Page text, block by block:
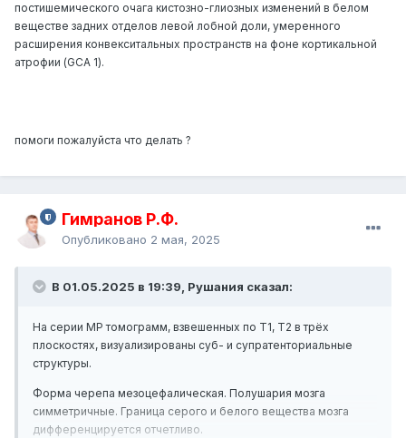
постишемического очага кистозно-глиозных изменений в белом
веществе задних отделов левой лобной доли, умеренного
расширения конвекситальных пространств на фоне кортикальной
атрофии (GCA 1).
помоги пожалуйста что делать ?
Гимранов Р.Ф.
Опубликовано 2 мая, 2025
В 01.05.2025 в 19:39, Рушания сказал:
На серии МР томограмм, взвешенных по Т1, Т2 в трёх
плоскостях, визуализированы суб- и супратенториальные
структуры.
Форма черепа мезоцефалическая. Полушария мозга
симметричные. Граница серого и белого вещества мозга
дифференцируется отчетливо.